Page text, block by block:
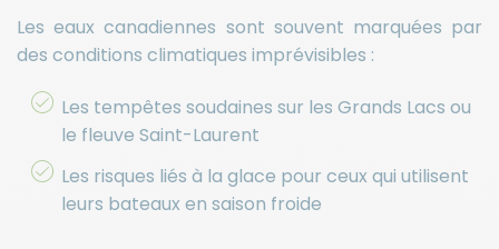
Les eaux canadiennes sont souvent marquées par
des conditions climatiques imprévisibles :
Les tempêtes soudaines sur les Grands Lacs ou
le fleuve Saint-Laurent
Les risques liés à la glace pour ceux qui utilisent
leurs bateaux en saison froide